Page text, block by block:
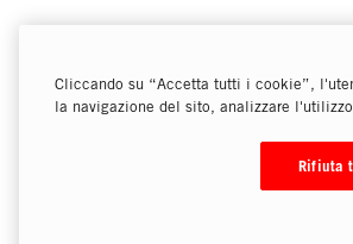
Cliccando su “Accetta tutti i cookie”,
la navigazione del sito, analizzare
Rifiuta